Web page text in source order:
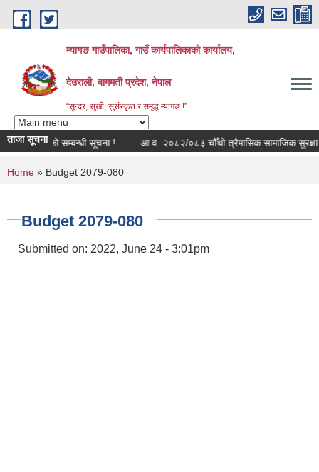
Skip to main content
म्यागङ गाउँपालिका, गाउँ कार्यपालिकाको कार्यालय,
देउराली, बागमती प्रदेश, नेपाल
“सुन्दर, सुखी, सुसंस्कृत र समृद्ध म्यागङ !”
ताजा सूचना
बन्द रहेको सम्बन्धी सूचना ! आ.व. २०८२/०८३ चौँथो त्रैमासिक सामाजिक सुरक्षा
You are here
Home » Budget 2079-080
Budget 2079-080
Submitted on: 2022, June 24 - 3:01pm